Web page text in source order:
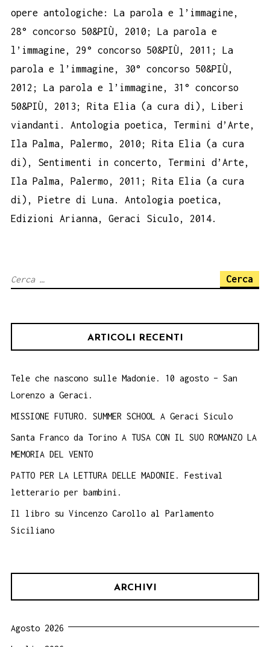
opere antologiche: La parola e l’immagine,
28° concorso 50&PIÙ, 2010; La parola e
l’immagine, 29° concorso 50&PIÙ, 2011; La
parola e l’immagine, 30° concorso 50&PIÙ,
2012; La parola e l’immagine, 31° concorso
50&PIÙ, 2013; Rita Elia (a cura di), Liberi
viandanti. Antologia poetica, Termini d’Arte,
Ila Palma, Palermo, 2010; Rita Elia (a cura
di), Sentimenti in concerto, Termini d’Arte,
Ila Palma, Palermo, 2011; Rita Elia (a cura
di), Pietre di Luna. Antologia poetica,
Edizioni Arianna, Geraci Siculo, 2014.
Ricerca
ARTICOLI RECENTI
Tele che nascono sulle Madonie. 10 agosto – San
Lorenzo a Geraci.
MISSIONE FUTURO. SUMMER SCHOOL A Geraci Siculo
Santa Franco da Torino A TUSA CON IL SUO ROMANZO LA
MEMORIA DEL VENTO
PATTO PER LA LETTURA DELLE MADONIE. Festival
letterario per bambini.
Il libro su Vincenzo Carollo al Parlamento
Siciliano
ARCHIVI
Agosto 2026